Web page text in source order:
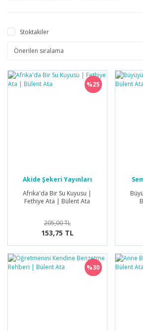
Stoktakiler
%25
Akide Şekeri Yayınları
Afrika'da Bir Su Kuyusu |
Fethiye Ata | Bülent Ata
205,00 TL
153,75 TL
%30